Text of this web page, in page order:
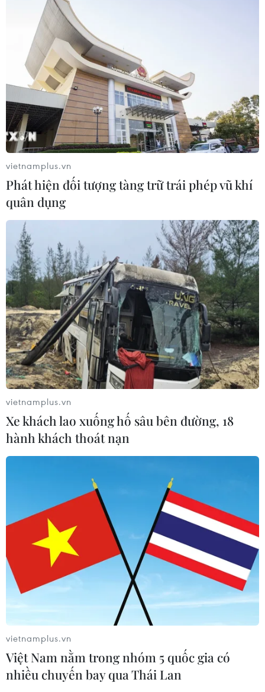
TIN CÙNG CHUYÊN MỤC
Phát triển thiết bị biến dầu ăn đã qua
sử dụng thành dầu diesel sinh học
08/08/2026 14:57
Trung Quốc hoàn thành bản đồ địa
chất mới của toàn bộ Mặt Trăng
07/08/2026 08:52
Những định hướng lớn
trong thực hiện Nghị quyết 57-
NQ/TW
07/08/2026 08:18
Thông báo Kết luận của Tổng Bí thư,
Chủ tịch nước Tô Lâm tại Phiên họp
Ban Chỉ đạo Trung ương thực hiện
Nghị quyết 57
07/08/2026 04:08
Bỉ tìm ra hướng đi mới trong điều trị
vietnamplus.vn
Phát hiện đối tượng tàng trữ trái phép vũ khí
quân dụng
vietnamplus.vn
Xe khách lao xuống hố sâu bên đường, 18
hành khách thoát nạn
vietnamplus.vn
Việt Nam nằm trong nhóm 5 quốc gia có
nhiều chuyến bay qua Thái Lan